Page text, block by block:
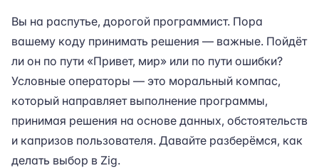
Вы на распутье, дорогой программист. Пора
вашему коду принимать решения — важные. Пойдёт
ли он по пути «Привет, мир» или по пути ошибки?
Условные операторы — это моральный компас,
который направляет выполнение программы,
принимая решения на основе данных, обстоятельств
и капризов пользователя. Давайте разберёмся, как
делать выбор в Zig.